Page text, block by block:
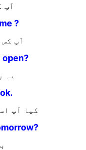
آپ
?
آپ
open?
یہ
کیا آپ